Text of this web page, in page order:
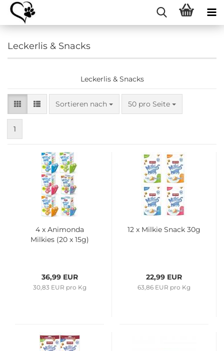
Leckerlis & Snacks
Leckerlis & Snacks
Sortieren nach
Sortieren nach 50 pro Seite
pro Seite
1
4 x Animonda
Milkies (20 x 15g)
36,99 EUR
30,83 EUR pro Kg
12 x Milkie Snack 30g
22,99 EUR
63,86 EUR pro Kg